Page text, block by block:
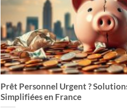
Prêt Personnel Urgent ?
Simplifiées en France